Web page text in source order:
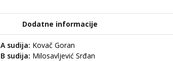
Dodatne informacije
A sudija: Kovač Goran
B sudija: Milosavljević Srđan